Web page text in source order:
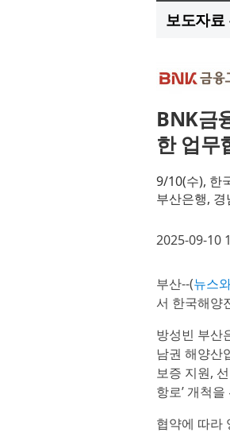
보도자료
BNK금
한 업무
9/10(수), 한
부산은행, 경
2025-09-10
부산--(뉴스
서 한국해양
방성빈 부산
남권 해양산
보증 지원,
항로’ 개척
협약에 따라